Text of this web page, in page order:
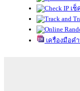
เช็
เครื่องมือ